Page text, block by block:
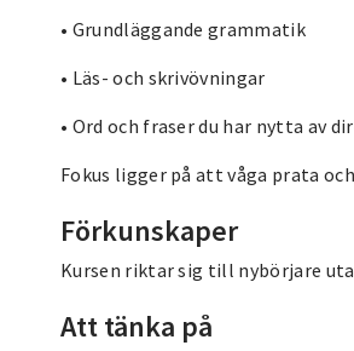
• Grundläggande grammatik
• Läs- och skrivövningar
• Ord och fraser du har nytta av
Fokus ligger på att våga prata
Förkunskaper
Kursen riktar sig till nybörjare
Att tänka på